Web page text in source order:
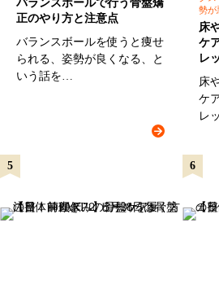
バランスボールで行う骨盤矯
正のやり方と注意点
バランスボールを使うと痩せ
られる、姿勢が良くなる、と
いう話を…
勢が
床
ケ
レ
床
ケ
レ